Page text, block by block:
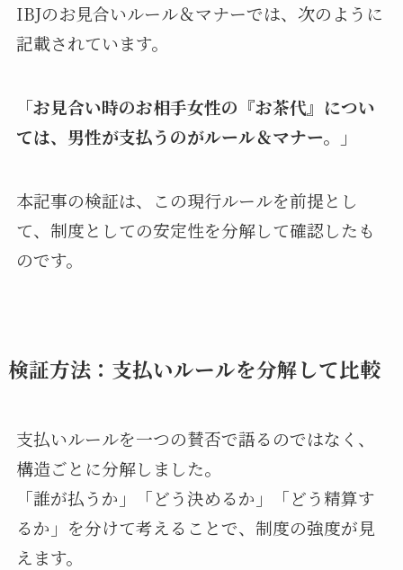
IBJのお見合いルール＆マナーでは、次のように
記載されています。
「お見合い時のお相手女性の『お茶代』につい
ては、男性が支払うのがルール＆マナー。」
本記事の検証は、この現行ルールを前提とし
て、制度としての安定性を分解して確認したも
のです。
検証方法：支払いルールを分解して比較
支払いルールを一つの賛否で語るのではなく、
構造ごとに分解しました。
「誰が払うか」「どう決めるか」「どう精算す
るか」を分けて考えることで、制度の強度が見
えます。